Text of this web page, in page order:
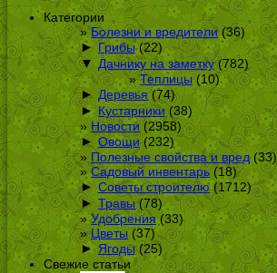
Категории
Болезни и вредители (36)
► Грибы(22)
▼ Дачнику на заметку(782)
Теплицы (10)
► Деревья (74)
► Кустарники (38)
Новости (2958)
► Овощи(232)
Полезные свойства и вред(33)
Садовый инвентарь(18)
► Советы строителю(1712)
► Травы(78)
Удобрения(33)
Цветы (37)
► Ягоды(25)
Свежие статьи